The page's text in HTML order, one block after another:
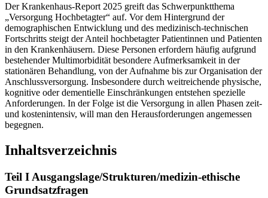
Der Krankenhaus-Report 2025 greift das Schwerpunktthema
„Versorgung Hochbetagter“ auf. Vor dem Hintergrund der
demographischen Entwicklung und des medizinisch-technischen
Fortschritts steigt der Anteil hochbetagter Patientinnen und Patienten
in den Krankenhäusern. Diese Personen erfordern häufig aufgrund
bestehender Multimorbidität besondere Aufmerksamkeit in der
stationären Behandlung, von der Aufnahme bis zur Organisation der
Anschlussversorgung. Insbesondere durch weitreichende physische,
kognitive oder dementielle Einschränkungen entstehen spezielle
Anforderungen. In der Folge ist die Versorgung in allen Phasen zeit-
und kostenintensiv, will man den Herausforderungen angemessen
begegnen.
Inhaltsverzeichnis
Teil I Ausgangslage/Strukturen/medizin-ethische
Grundsatzfragen